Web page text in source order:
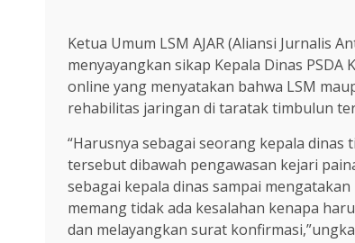
Ketua Umum LSM AJAR (Aliansi Jurnalis
menyayangkan sikap Kepala Dinas PSDA
online yang menyatakan bahwa LSM
rehabilitas jaringan di taratak timbulun
“Harusnya sebagai seorang kepala
tersebut dibawah pengawasan kejari
sebagai kepala dinas sampai
memang tidak ada kesalahan kenapa
dan melayangkan surat